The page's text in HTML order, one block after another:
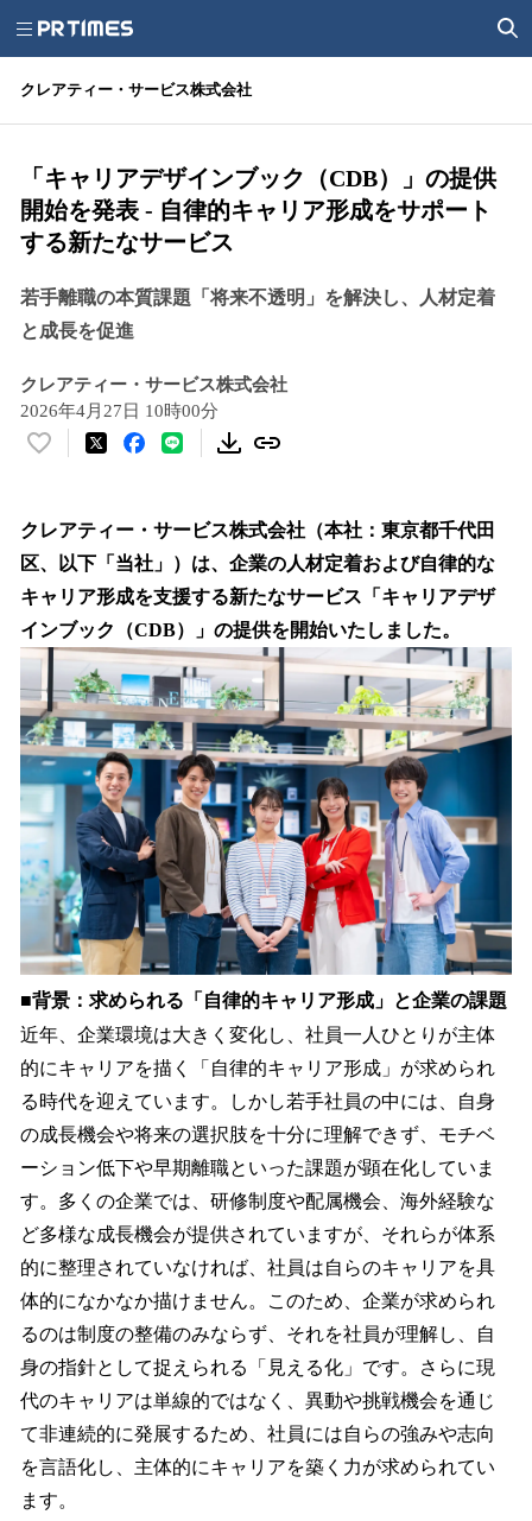
クレアティー・サービス株式会社
「キャリアデザインブック（CDB）」の提供
開始を発表 - 自律的キャリア形成をサポート
する新たなサービス
若手離職の本質課題「将来不透明」を解決し、人材定着
と成長を促進
クレアティー・サービス株式会社
2026年4月27日 10時00分
い
！
数
を
読
み
込
み
中
で
す
クレアティー・サービス株式会社（本社：東京都千代田
区、以下「当社」）は、企業の人材定着および自律的な
キャリア形成を支援する新たなサービス「キャリアデザ
インブック（CDB）」の提供を開始いたしました。
■背景：求められる「自律的キャリア形成」と企業の課題
近年、企業環境は大きく変化し、社員一人ひとりが主体
的にキャリアを描く「自律的キャリア形成」が求められ
る時代を迎えています。しかし若手社員の中には、自身
の成長機会や将来の選択肢を十分に理解できず、モチベ
ーション低下や早期離職といった課題が顕在化していま
す。多くの企業では、研修制度や配属機会、海外経験な
ど多様な成長機会が提供されていますが、それらが体系
的に整理されていなければ、社員は自らのキャリアを具
体的になかなか描けません。このため、企業が求められ
るのは制度の整備のみならず、それを社員が理解し、自
身の指針として捉えられる「見える化」です。さらに現
代のキャリアは単線的ではなく、異動や挑戦機会を通じ
て非連続的に発展するため、社員には自らの強みや志向
を言語化し、主体的にキャリアを築く力が求められてい
ます。